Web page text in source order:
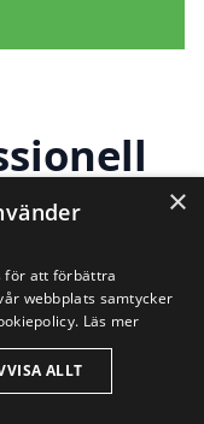
städer
kan vara
leta. Det finns
×
för att förbättra
webbplats samtycker
Läs mer
ALLT